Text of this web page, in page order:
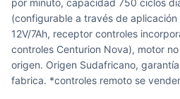
por minuto, capacidad 750 ciclos
(configurable a través de
12V/7Ah, receptor controles
controles Centurion Nova), motor
origen. Origen Sudafricano,
fabrica. *controles remoto se